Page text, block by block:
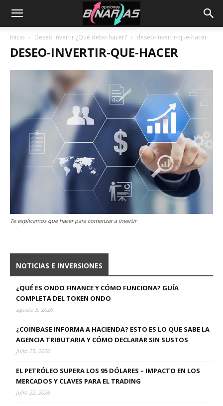
Inicio Deseo invertir ¿Qué debo hacer? deseo-invertir-que-hacer
DESEO-INVERTIR-QUE-HACER
Te explicamos que hacer para comenzar a invertir
NOTICIAS E INVERSIONES
¿QUÉ ES ONDO FINANCE Y CÓMO FUNCIONA? GUÍA
COMPLETA DEL TOKEN ONDO
agosto 5, 2026
¿COINBASE INFORMA A HACIENDA? ESTO ES LO QUE SABE LA
AGENCIA TRIBUTARIA Y CÓMO DECLARAR SIN SUSTOS
julio 25, 2026
EL PETRÓLEO SUPERA LOS 95 DÓLARES – IMPACTO EN LOS
MERCADOS Y CLAVES PARA EL TRADING
julio 22, 2026